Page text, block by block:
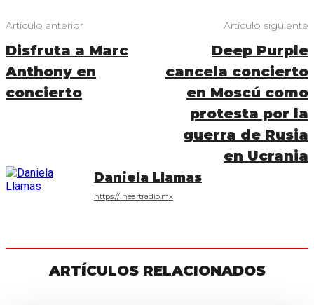
Artículo anterior
Disfruta a Marc
Anthony en
concierto
Artículo siguiente
Deep Purple
cancela concierto
en Moscú como
protesta por la
guerra de Rusia
en Ucrania
Daniela Llamas
https://iheartradio.mx
ARTÍCULOS RELACIONADOS